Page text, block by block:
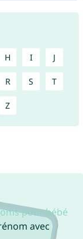
H I J
R S T
Z
pour bébé
avec